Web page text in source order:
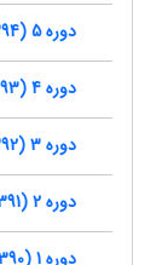
دوره 5 (1394)
دوره 4 (1393)
دوره 3 (1392)
دوره 2 (1391)
دوره 1 (1390)